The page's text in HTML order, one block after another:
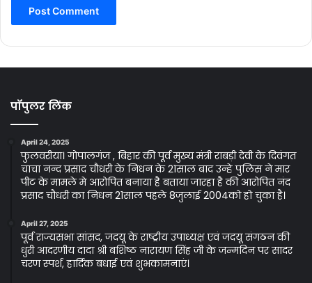
पॉपुलर लिंक
April 24, 2025
फुलवरीया। गोपालगंज , बिहार की पूर्व मुख्य मंत्री राबड़ी देवी के दिवंगत
चाचा नन्द प्रसाद चौधरी के निधन के 21साल बाद उन्हे पुलिस ने मार
पीट के मामले मे आरोपित बनाया है बताया जारहा है की आरोपित नंद
प्रसाद चौधरी का निधन 21साल पहले 8जुलाई 2004को हो चुका है।
April 27, 2025
पूर्व राज्यसभा सांसद, जदयू के राष्ट्रीय उपाध्यक्ष एवं जदयू संगठन की
धुरी आदरणीय दादा श्री बशिष्ठ नारायण सिंह जी के जन्मदिन पर सादर
चरण स्पर्श, हार्दिक बधाई एवं शुभकामनाएं।